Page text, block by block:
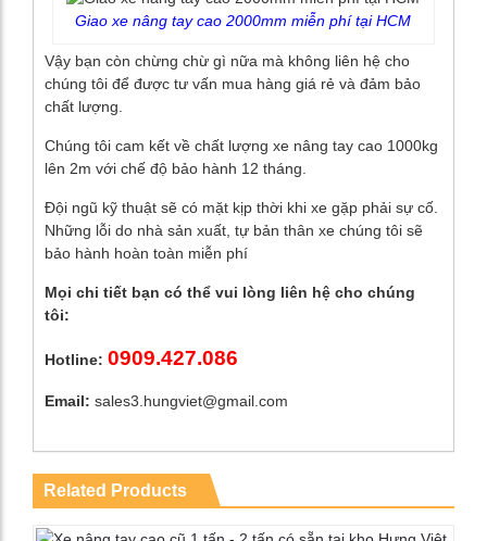
Giao xe nâng tay cao 2000mm miễn phí tại HCM
Vậy bạn còn chừng chừ gì nữa mà không liên hệ cho
chúng tôi để được tư vấn mua hàng giá rẻ và đảm bảo
chất lượng.
Chúng tôi cam kết về chất lượng xe nâng tay cao 1000kg
lên 2m với chế độ bảo hành 12 tháng.
Đội ngũ kỹ thuật sẽ có mặt kịp thời khi xe gặp phải sự cố.
Những lỗi do nhà sản xuất, tự bản thân xe chúng tôi sẽ
bảo hành hoàn toàn miễn phí
Mọi chi tiết bạn có thể vui lòng liên hệ cho chúng
tôi:
Hotline: 0909.427.086
Email: sales3.hungviet@gmail.com
Related Products